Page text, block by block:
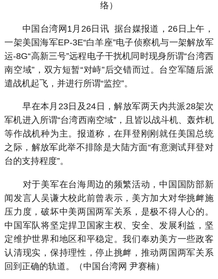
络）
中国台湾网1月26日讯 据台媒报道，26日上午，
一架美国海军EP-3E“白羊座”电子侦察机与一架解放军
运-8G“高新三号”远程电子干扰机同时现身所谓“台湾西
南空域”，双方短暂“对峙”后交错而过。台空军随后派
遣战机起飞，并进行所谓“监控”。
早在本月23日及24日，解放军两天内共派28架次
军机进入所谓“台湾西南空域”，且皆以战斗机、轰炸机
等作战机种为主。报道称，在拜登刚刚就任美国总统
之际，解放军此举不排除是大陆方面“有意测试拜登对
台的支持程度”。
对于美军在台海周边的频繁活动，中国国防部新
闻发言人吴谦大校此前曾表示，美方加大对华挑衅施
压力度，破坏中美两国两军关系，是极不得人心的。
中国军队将坚定捍卫国家主权、安全、发展利益，坚
定维护世界和地区和平稳定。我们奉劝美方一些政客
认清现实，保持理性，停止挑衅，推动两国两军关系
回到正确的轨道。（中国台湾网 尹赛楠）